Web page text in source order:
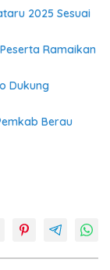
2025 Sesuai
Ramaikan
Dukung
Berau